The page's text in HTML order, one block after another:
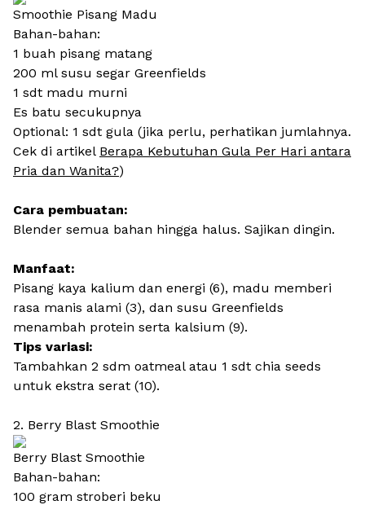
Smoothie Pisang Madu
Bahan-bahan:
1 buah pisang matang
200 ml susu segar Greenfields
1 sdt madu murni
Es batu secukupnya
Optional: 1 sdt gula (jika perlu, perhatikan jumlahnya.
Cek di artikel Berapa Kebutuhan Gula Per Hari antara
Pria dan Wanita?)
Cara pembuatan:
Blender semua bahan hingga halus. Sajikan dingin.
Manfaat:
Pisang kaya kalium dan energi (6), madu memberi
rasa manis alami (3), dan susu Greenfields
menambah protein serta kalsium (9).
Tips variasi:
Tambahkan 2 sdm oatmeal atau 1 sdt chia seeds
untuk ekstra serat (10).
2. Berry Blast Smoothie
Berry Blast Smoothie
Bahan-bahan:
100 gram stroberi beku